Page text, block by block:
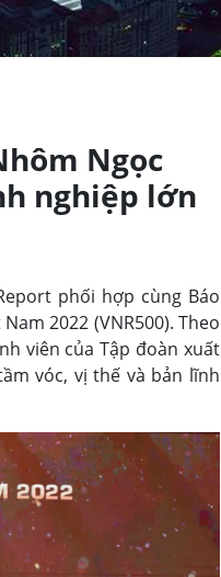
Ngọc
nghiệp lớn
phối hợp cùng Báo
2022 (VNR500). Theo
viên của Tập đoàn xuất
vóc, vị thế và bản lĩnh